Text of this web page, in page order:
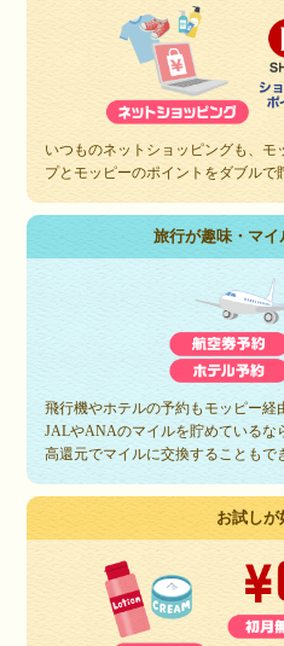
いつものネットショッピングも、モ
プとモッピーのポイントをダブルで
旅行が趣味・マイ
飛行機やホテルの予約もモッピー経
JALやANAのマイルを貯めているな
高還元でマイルに交換することもで
お試しが